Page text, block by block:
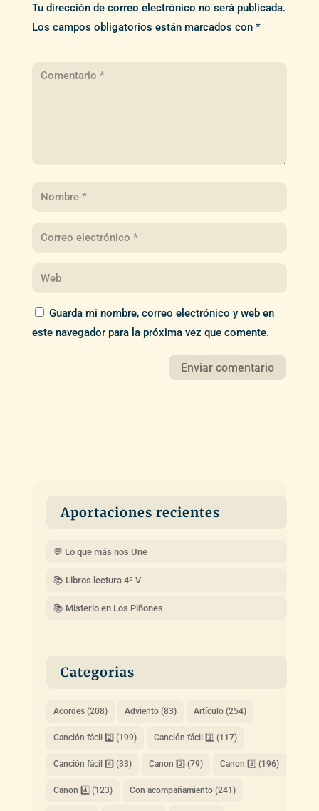
Tu dirección de correo electrónico no será publicada.
Los campos obligatorios están marcados con *
Guarda mi nombre, correo electrónico y web en
este navegador para la próxima vez que comente.
Aportaciones recientes
💬 Lo que más nos Une
📚 Libros lectura 4º V
📚 Misterio en Los Piñones
Categorias
Acordes(208) Adviento(83) Artículo(254)
Canción fácil 2️⃣ (199) Canción fácil 3️⃣ (117)
Canción fácil 4️⃣ (33) Canon 2️⃣ (79) Canon 3️⃣ (196)
Canon 4️⃣ (123) Con acompañamiento(241)